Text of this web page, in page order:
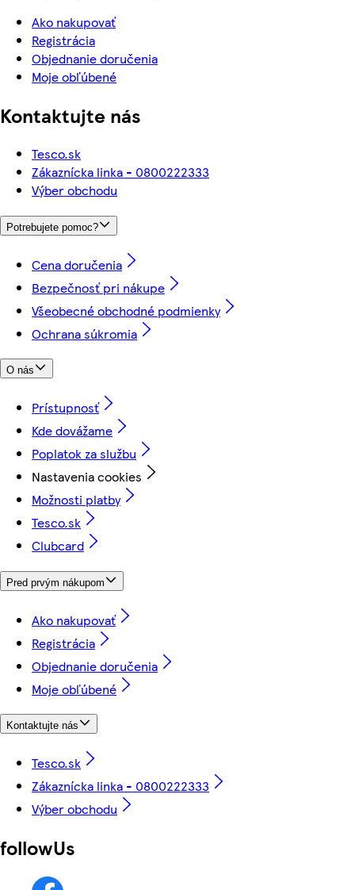
Ako nakupovať
Registrácia
Objednanie doručenia
Moje obľúbené
Kontaktujte nás
Tesco.sk
Zákaznícka linka - 0800222333
Výber obchodu
Potrebujete pomoc?
Cena doručenia
Bezpečnosť pri nákupe
Všeobecné obchodné podmienky
Ochrana súkromia
O nás
Prístupnosť
Kde dovážame
Poplatok za službu
Nastavenia cookies
Možnosti platby
Tesco.sk
Clubcard
Pred prvým nákupom
Ako nakupovať
Registrácia
Objednanie doručenia
Moje obľúbené
Kontaktujte nás
Tesco.sk
Zákaznícka linka - 0800222333
Výber obchodu
followUs